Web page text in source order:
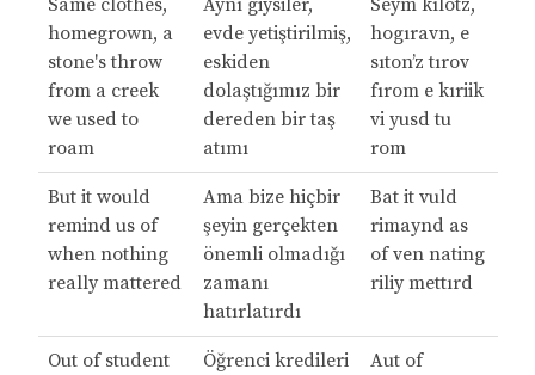
Same clothes,
homegrown, a
stone's throw
from a creek
we used to
roam
Aynı giysiler,
evde yetiştirilmiş,
eskiden
dolaştığımız bir
dereden bir taş
atımı
Seym kılotz,
hogıravn, e
sıton’z tırov
fırom e kıriik
vi yusd tu
rom
But it would
remind us of
when nothing
really mattered
Ama bize hiçbir
şeyin gerçekten
önemli olmadığı
zamanı
hatırlatırdı
Bat it vuld
rimaynd as
of ven nating
riliy mettırd
Out of student
Öğrenci kredileri
Aut of